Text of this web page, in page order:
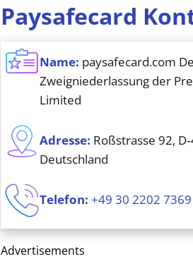
Paysafecard
Name: paysafecard.com
Zweigniederlassung der
Limited
Adresse: Roßstrasse 92,
Deutschland
Telefon: +49 30 2202 7369
Advertisements